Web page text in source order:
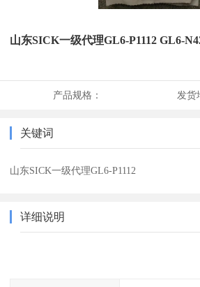
山东SICK一级代理GL6-P1112 GL6-
产品规格： 发货
关键词
山东SICK一级代理GL6-P1112
详细说明